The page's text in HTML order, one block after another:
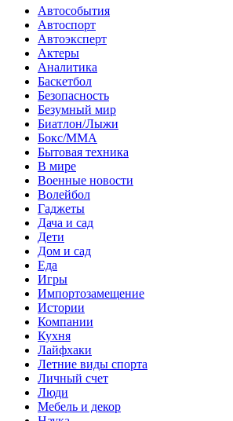
Автособытия
Автоспорт
Автоэксперт
Актеры
Аналитика
Баскетбол
Безопасность
Безумный мир
Биатлон/Лыжи
Бокс/MMA
Бытовая техника
В мире
Военные новости
Волейбол
Гаджеты
Дача и сад
Дети
Дом и сад
Еда
Игры
Импортозамещение
Истории
Компании
Кухня
Лайфхаки
Летние виды спорта
Личный счет
Люди
Мебель и декор